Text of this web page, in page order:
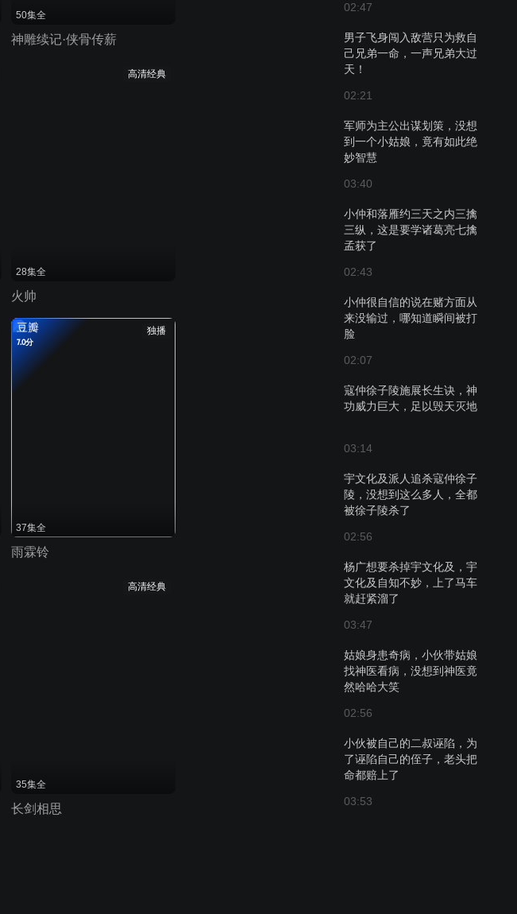
02:47
男子飞身闯入敌营只为救自
己兄弟一命，一声兄弟大过
天！
02:21
军师为主公出谋划策，没想
到一个小姑娘，竟有如此绝
妙智慧
03:40
小仲和落雁约三天之内三擒
三纵，这是要学诸葛亮七擒
孟获了
02:43
小仲很自信的说在赌方面从
来没输过，哪知道瞬间被打
脸
02:07
寇仲徐子陵施展长生诀，神
功威力巨大，足以毁天灭地
03:14
宇文化及派人追杀寇仲徐子
陵，没想到这么多人，全都
被徐子陵杀了
02:56
杨广想要杀掉宇文化及，宇
文化及自知不妙，上了马车
就赶紧溜了
03:47
姑娘身患奇病，小伙带姑娘
找神医看病，没想到神医竟
然哈哈大笑
02:56
小伙被自己的二叔诬陷，为
了诬陷自己的侄子，老头把
命都赔上了
03:53
50集全
神雕续记·侠骨传薪
高清经典
28集全
火帅
独播
豆瓣
7.0分
37集全
雨霖铃
高清经典
35集全
长剑相思